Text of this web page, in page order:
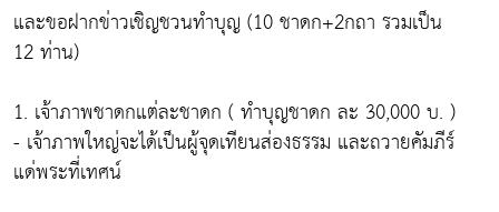
และขอฝากข่าวเชิญชวนทำบุญ (10 ชาดก+2กถา รวมเป็น
12 ท่าน)
1. เจ้าภาพชาดกแต่ละชาดก ( ทำบุญชาดก ละ 30,000 บ. )
- เจ้าภาพใหญ่จะได้เป็นผู้จุดเทียนส่องธรรม และถวายคัมภีร์
แด่พระที่เทศน์